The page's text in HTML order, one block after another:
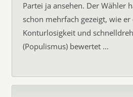
Partei ja ansehen. Der Wähler
schon mehrfach gezeigt, wie
Konturlosigkeit und
(Populismus) bewertet …